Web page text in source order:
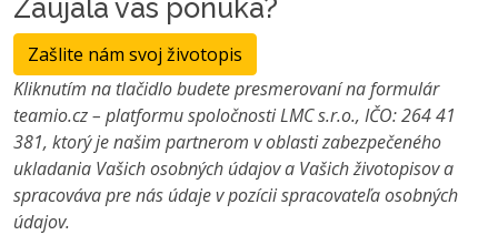
Zaujala vás ponuka?
Zašlite nám svoj životopis
Kliknutím na tlačidlo budete presmerovaní na formulár
teamio.cz – platformu spoločnosti LMC s.r.o., IČO: 264 41
381, ktorý je našim partnerom v oblasti zabezpečeného
ukladania Vašich osobných údajov a Vašich životopisov a
spracováva pre nás údaje v pozícii spracovateľa osobných
údajov.